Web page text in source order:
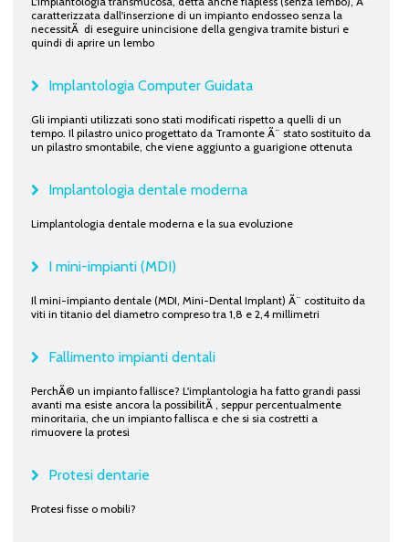
caratterizzata dall'inserzione di un impianto endosseo senza la
necessitÃ di eseguire unincisione della gengiva tramite bisturi e
quindi di aprire un lembo
Implantologia Computer Guidata
Gli impianti utilizzati sono stati modificati rispetto a quelli di un
tempo. Il pilastro unico progettato da Tramonte Ã¨ stato sostituito da
un pilastro smontabile, che viene aggiunto a guarigione ottenuta
Implantologia dentale moderna
Limplantologia dentale moderna e la sua evoluzione
I mini-impianti (MDI)
Il mini-impianto dentale (MDI, Mini-Dental Implant) Ã¨ costituito da
viti in titanio del diametro compreso tra 1,8 e 2,4 millimetri
Fallimento impianti dentali
PerchÃ© un impianto fallisce? L'implantologia ha fatto grandi passi
avanti ma esiste ancora la possibilitÃ , seppur percentualmente
minoritaria, che un impianto fallisca e che si sia costretti a
rimuovere la protesi
Protesi dentarie
Protesi fisse o mobili?